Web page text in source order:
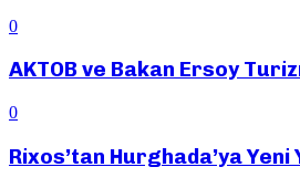
0
AKTOB ve Bakan Ersoy
0
Rixos’tan Hurghada’ya Yeni